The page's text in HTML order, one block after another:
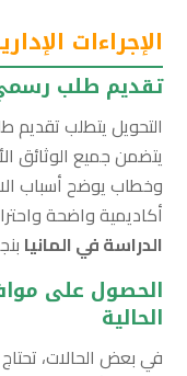
الإجراءات
تقديم طلب
التحويل يتطلب
يتضمن جميع الوثائق
وخطاب يوضح أسباب
أكاديمية واضحة
الدراسة في المانيا
الحصول على
الحالية
في بعض الحالات،